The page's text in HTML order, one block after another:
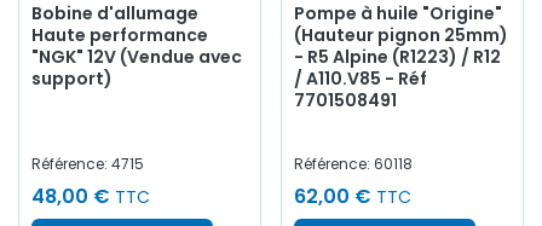
Bobine d'allumage
Haute performance
"NGK" 12V (Vendue avec
support)
Référence: 4715
48,00 € TTC
Pompe à huile "Origine"
(Hauteur pignon 25mm)
- R5 Alpine (R1223) / R12
/ A110.V85 - Réf
7701508491
Référence: 60118
62,00 € TTC